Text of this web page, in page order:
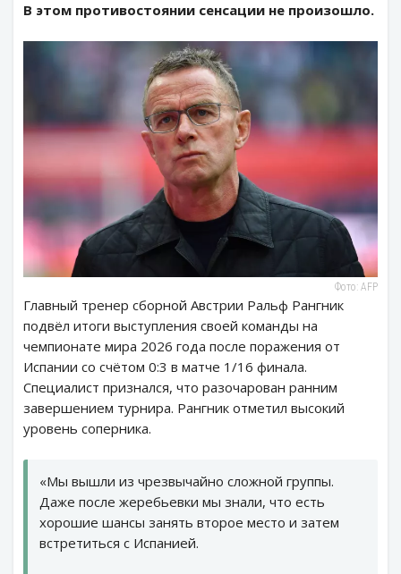
В этом противостоянии сенсации не произошло.
Фото: AFP
Главный тренер сборной Австрии Ральф Рангник
подвёл итоги выступления своей команды на
чемпионате мира 2026 года после поражения от
Испании со счётом 0:3 в матче 1/16 финала.
Специалист признался, что разочарован ранним
завершением турнира. Рангник отметил высокий
уровень соперника.
«Мы вышли из чрезвычайно сложной группы.
Даже после жеребьевки мы знали, что есть
хорошие шансы занять второе место и затем
встретиться с Испанией.